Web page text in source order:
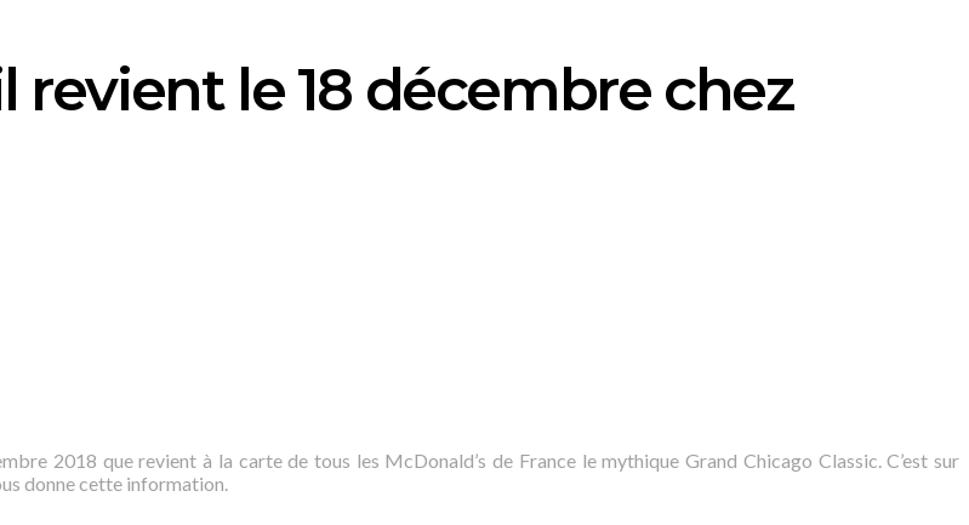
revient le 18 décembre chez
2018 que revient à la carte de tous les McDonald’s de France le mythique Grand Chicago Classic. C’est sur
donne cette information.